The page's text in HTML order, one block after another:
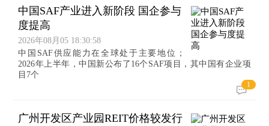
中国SAF产业进入新阶段 国企参与
度提高
2026年08月05 18:30:58
中国SAF供应能力在全球处于主要地位；
2026年上半年，中国新公布了16个SAF项目，其中国有企业项
目7个
1
广州开发区产业园REIT价格较发行